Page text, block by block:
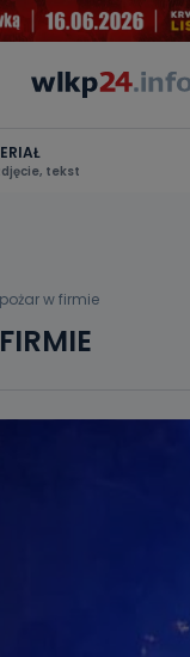
tekst
pożar w firmie